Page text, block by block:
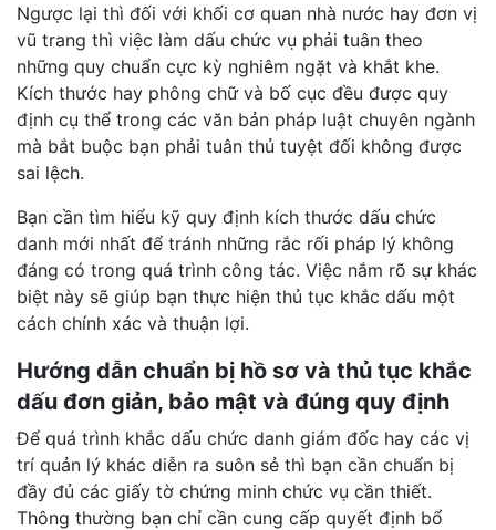
Ngược lại thì đối với khối cơ quan nhà nước hay đơn vị
vũ trang thì việc làm dấu chức vụ phải tuân theo
những quy chuẩn cực kỳ nghiêm ngặt và khắt khe.
Kích thước hay phông chữ và bố cục đều được quy
định cụ thể trong các văn bản pháp luật chuyên ngành
mà bắt buộc bạn phải tuân thủ tuyệt đối không được
sai lệch.
Bạn cần tìm hiểu kỹ quy định kích thước dấu chức
danh mới nhất để tránh những rắc rối pháp lý không
đáng có trong quá trình công tác. Việc nắm rõ sự khác
biệt này sẽ giúp bạn thực hiện thủ tục khắc dấu một
cách chính xác và thuận lợi.
Hướng dẫn chuẩn bị hồ sơ và thủ tục khắc
dấu đơn giản, bảo mật và đúng quy định
Để quá trình khắc dấu chức danh giám đốc hay các vị
trí quản lý khác diễn ra suôn sẻ thì bạn cần chuẩn bị
đầy đủ các giấy tờ chứng minh chức vụ cần thiết.
Thông thường bạn chỉ cần cung cấp quyết định bổ